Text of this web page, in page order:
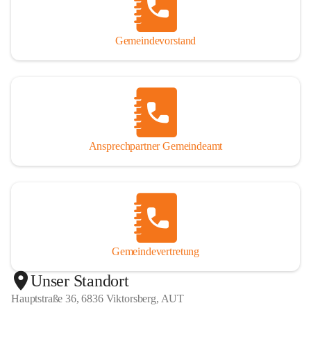
Gemeindevorstand
Ansprechpartner Gemeindeamt
Gemeindevertretung
Unser Standort
Hauptstraße 36, 6836 Viktorsberg, AUT